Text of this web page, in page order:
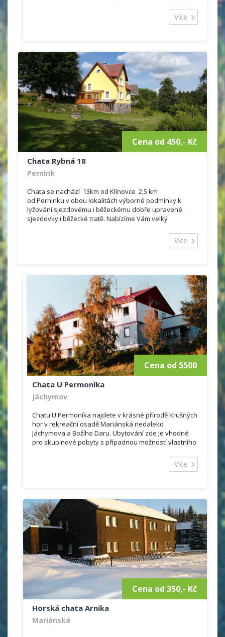
Více
Cena od 450,- Kč
Chata Rybná 18
Pernink
Chata se nachází 13km od Klínovce 2,5 km
od Perninku v obou lokalitách výborné podmínky k
lyžování sjezdovému i běžeckému dobře upravené
sjezdovky i běžecké tratě. Nabízíme Vám velký
Více
Cena od 5500
Chata U Permoníka
Jáchymov
Chatu U Permoníka najdete v krásné přírodě Krušných
hor v rekreační osadě Mariánská nedaleko
Jáchymova a Božího Daru. Ubytování zde je vhodné
pro skupinové pobyty s případnou možností vlastního
Více
Cena od 350,- Kč
Horská chata Arnika
Mariánská